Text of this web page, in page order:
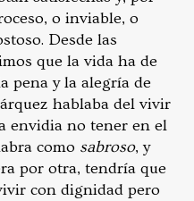
o inviable, o
Desde las
que la vida ha de
pena y la alegría de
hablaba del vivir
envidia no tener en el
como sabroso, y
por otra, tendría que
con dignidad pero